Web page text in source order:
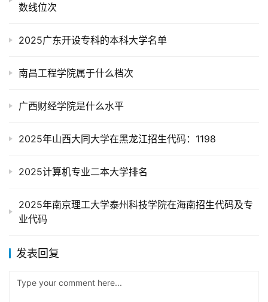
数线位次
2025广东开设专科的本科大学名单
南昌工程学院属于什么档次
广西财经学院是什么水平
2025年山西大同大学在黑龙江招生代码：1198
2025计算机专业二本大学排名
2025年南京理工大学泰州科技学院在海南招生代码及专
业代码
发表回复